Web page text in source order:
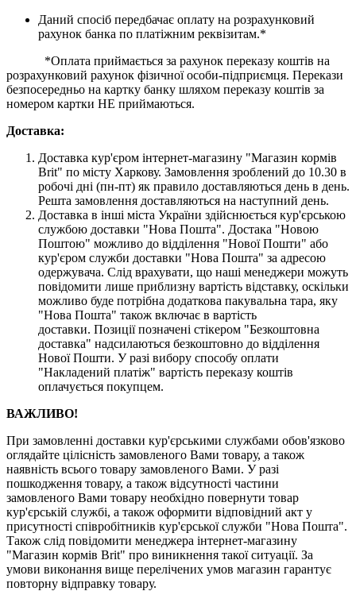
Даний спосіб передбачає оплату на розрахунковий
рахунок банка по платіжним реквізитам.*
*Оплата приймається за рахунок переказу коштів на
розрахунковий рахунок фізичної особи-підприємця. Перекази
безпосередньо на картку банку шляхом переказу коштів за
номером картки НЕ приймаються.
Доставка:
Доставка кур'єром інтернет-магазину "Магазин кормів
Brit" по місту Харкову. Замовлення зроблений до 10.30 в
робочі дні (пн-пт) як правило доставляються день в день.
Решта замовлення доставляються на наступний день.
Доставка в інші міста України здійснюється кур'єрською
службою доставки "Нова Пошта". Достака "Новою
Поштою" можливо до відділення "Нової Пошти" або
кур'єром служби доставки "Нова Пошта" за адресою
одержувача. Слід врахувати, що наші менеджери можуть
повідомити лише приблизну вартість відставку, оскільки
можливо буде потрібна додаткова пакувальна тара, яку
"Нова Пошта" також включає в вартість
доставки. Позиції позначені стікером "Безкоштовна
доставка" надсилаються безкоштовно до відділення
Нової Пошти. У разі вибору способу оплати
"Накладений платіж" вартість переказу коштів
оплачується покупцем.
ВАЖЛИВО!
При замовленні доставки кур'єрськими службами обов'язково
оглядайте цілісність замовленого Вами товару, а також
наявність всього товару замовленого Вами. У разі
пошкодження товару, а також відсутності частини
замовленого Вами товару необхідно повернути товар
кур'єрській службі, а також оформити відповідний акт у
присутності співробітників кур'єрської служби "Нова Пошта".
Також слід повідомити менеджера інтернет-магазину
"Магазин кормів Brit" про виникнення такої ситуації. За
умови виконання вище перелічених умов магазин гарантує
повторну відправку товару.